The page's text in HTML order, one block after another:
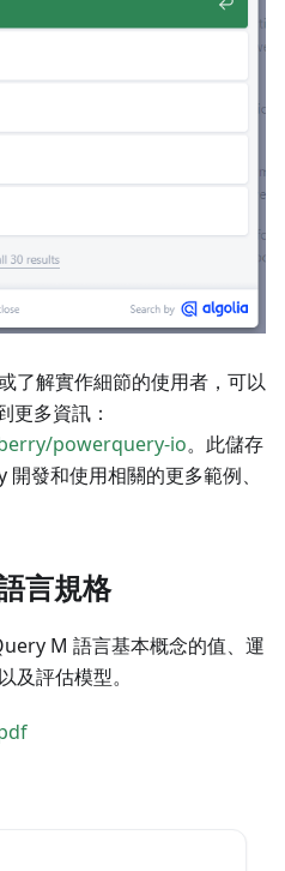
了解實作細節的使用者，可以
更多資訊：
powerquery-io。此儲存
發和使用相關的更多範例、
言規格
M 語言基本概念的值、運
及評估模型。